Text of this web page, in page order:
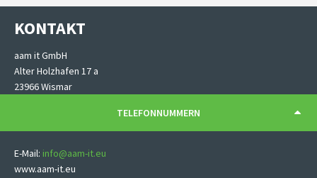
KONTAKT
aam it GmbH
Alter Holzhafen 17 a
23966 Wismar
TELEFONNUMMERN
E-Mail: info@aam-it.eu
www.aam-it.eu